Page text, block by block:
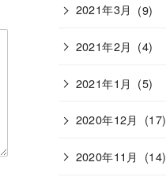
2021年3月 (9)
2021年2月 (4)
2021年1月 (5)
2020年12月 (17)
2020年11月 (14)